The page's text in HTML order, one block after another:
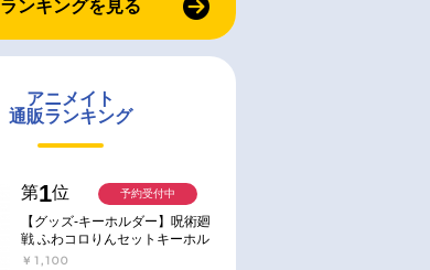
ランキングを見る
アニメイト
通販ランキング
第1位
【グッズ-キーホルダー】呪術廻
戦 ふわコロりんセットキーホル
ダー【アニメイト特典付】
￥1,100
予約受付中